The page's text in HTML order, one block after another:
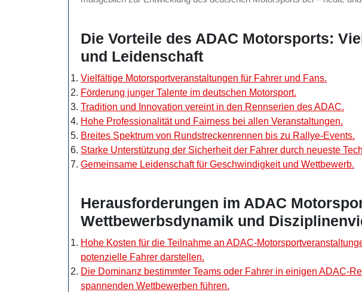
Die Vorteile des ADAC Motorsports:
und Leidenschaft
Vielfältige Motorsportveranstaltungen für Fahrer und Fans.
Förderung junger Talente im deutschen Motorsport.
Tradition und Innovation vereint in den Rennserien des ADAC.
Hohe Professionalität und Fairness bei allen Veranstaltungen.
Breites Spektrum von Rundstreckenrennen bis zu Rallye-Events.
Starke Unterstützung der Sicherheit der Fahrer durch neueste
Gemeinsame Leidenschaft für Geschwindigkeit und Wettbewerb.
Herausforderungen im ADAC
Wettbewerbsdynamik und
Hohe Kosten für die Teilnahme an ADAC-
potenzielle Fahrer darstellen.
Die Dominanz bestimmter Teams oder Fahrer in einigen ADAC-
spannenden Wettbewerben führen.